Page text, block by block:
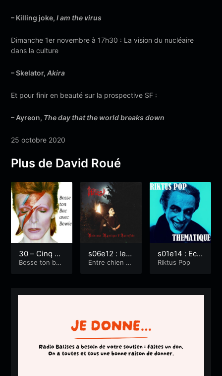
– Killing joke,I am the virus
Dimanche 1er novembre à 17h30 : La vision du nucléaire
dans la culture
– Skelator,Akira
Et pour finir en beauté sur la prospective SF :
– Ayreon, The day that the world breaks down
25 octobre 2020
Plus de David Roué
30 – Cinq m
oments de
Bosse ton bac
s06e12 : le B
lack metal
Entre chien et
s01e14 : Eco
le primaire,
Riktus Pop